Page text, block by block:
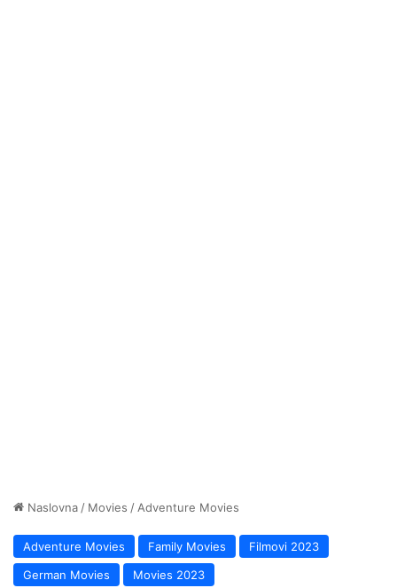
Naslovna / Movies / Adventure Movies
Adventure Movies Family Movies
Filmovi 2023
German Movies
Movies 2023